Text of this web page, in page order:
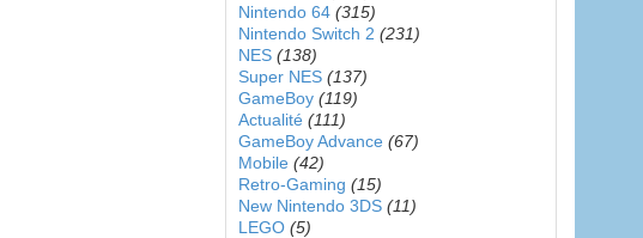
Nintendo 64 (315)
Nintendo Switch 2 (231)
NES (138)
Super NES (137)
GameBoy (119)
Actualité (111)
GameBoy Advance (67)
Mobile (42)
Retro-Gaming (15)
New Nintendo 3DS (11)
LEGO (5)